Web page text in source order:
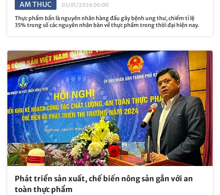
AM THUC
03/01/2026 06:00
Thực phẩm bẩn là nguyên nhân hàng đầu gây bệnh ung thư, chiếm tỉ lệ
35% trong số các nguyên nhân bàn về thực phẩm trong thời đại hiện nay.
Phát triển sản xuất, chế biến nông sản gắn với an
toàn thực phẩm